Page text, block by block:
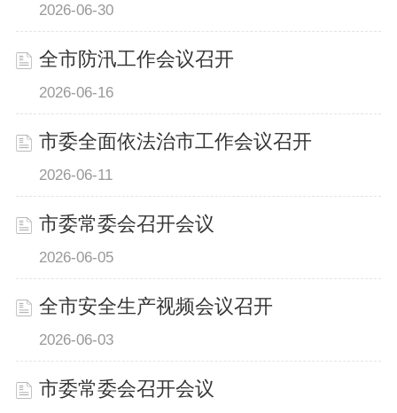
2026-06-30
全市防汛工作会议召开
2026-06-16
市委全面依法治市工作会议召开
2026-06-11
市委常委会召开会议
2026-06-05
全市安全生产视频会议召开
2026-06-03
市委常委会召开会议